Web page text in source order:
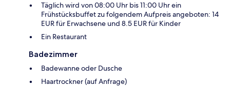
Täglich wird von 08:00 Uhr bis 11:00 Uhr ein
Frühstücksbuffet zu folgendem Aufpreis angeboten: 14
EUR für Erwachsene und 8.5 EUR für Kinder
Ein Restaurant
Badezimmer
Badewanne oder Dusche
Haartrockner (auf Anfrage)